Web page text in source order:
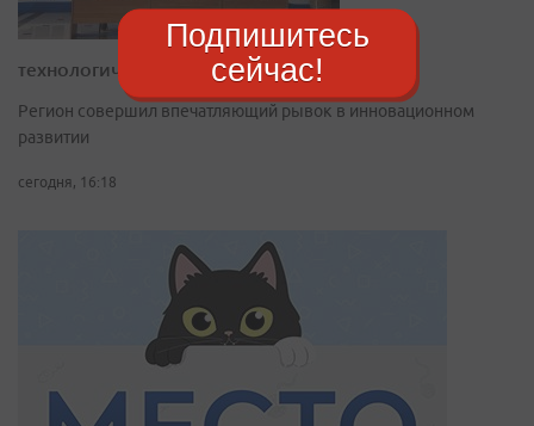
технологическому лидерству
Регион совершил впечатляющий рывок в инновационном
развитии
сегодня, 16:18
Подпишитесь
сейчас!